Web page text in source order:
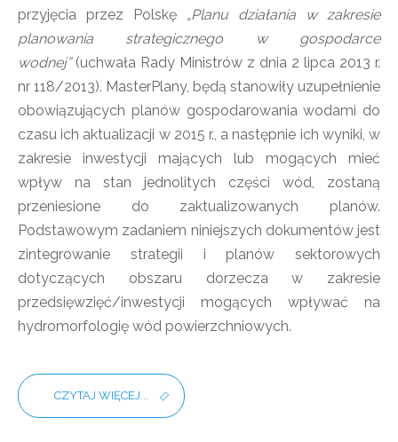
przyjęcia przez Polskę „Planu działania w zakresie
planowania strategicznego w gospodarce
wodnej” (uchwała Rady Ministrów z dnia 2 lipca 2013 r.
nr 118/2013). MasterPlany, będą stanowiły uzupełnienie
obowiązujących planów gospodarowania wodami do
czasu ich aktualizacji w 2015 r., a następnie ich wyniki, w
zakresie inwestycji mających lub mogących mieć
wpływ na stan jednolitych części wód, zostaną
przeniesione do zaktualizowanych planów.
Podstawowym zadaniem niniejszych dokumentów jest
zintegrowanie strategii i planów sektorowych
dotyczących obszaru dorzecza w zakresie
przedsięwzięć/inwestycji mogących wpływać na
hydromorfologię wód powierzchniowych.
CZYTAJ WIĘCEJ...